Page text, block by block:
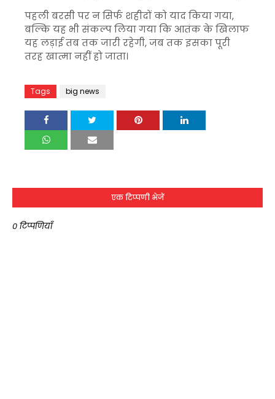
पहली बरसी पर न सिर्फ शहीदों को याद किया गया,
बल्कि यह भी संकल्प लिया गया कि आतंक के खिलाफ
यह लड़ाई तब तक जारी रहेगी, जब तक इसका पूरी
तरह खात्मा नहीं हो जाता।
Tags big news
एक टिप्पणी भेजें
0 टिप्पणियाँ